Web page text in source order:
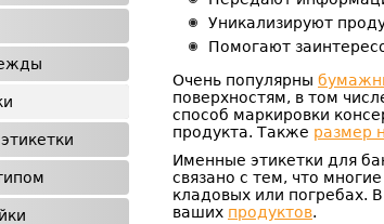
Уникализируют
Помогают
Очень популярны
поверхностям, в том
способ маркировки
продукта. Также размер
Именные этикетки для
связано с тем, что
кладовых или погребах.
ваших продуктов.